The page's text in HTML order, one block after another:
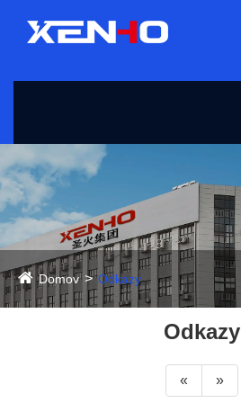
Domov Odkazy
Odkazy
« »